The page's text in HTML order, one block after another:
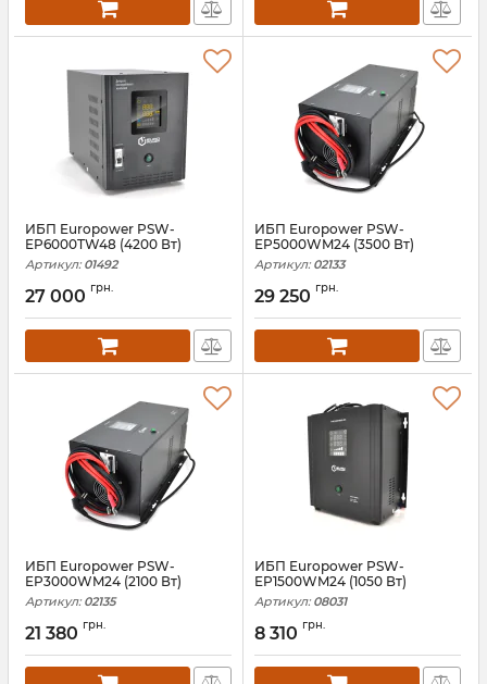
ИБП Europower PSW-
EP6000TW48 (4200 Вт)
Артикул: 01492
27 000 грн.
ИБП Europower PSW-
EP5000WM24 (3500 Вт)
Артикул: 02133
29 250 грн.
ИБП Europower PSW-
EP3000WM24 (2100 Вт)
Артикул: 02135
21 380 грн.
ИБП Europower PSW-
EP1500WM24 (1050 Вт)
Артикул: 08031
8 310 грн.